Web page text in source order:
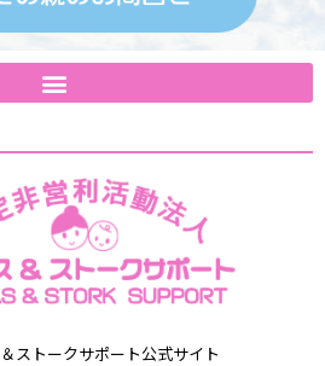
ストークサポート公式サイト